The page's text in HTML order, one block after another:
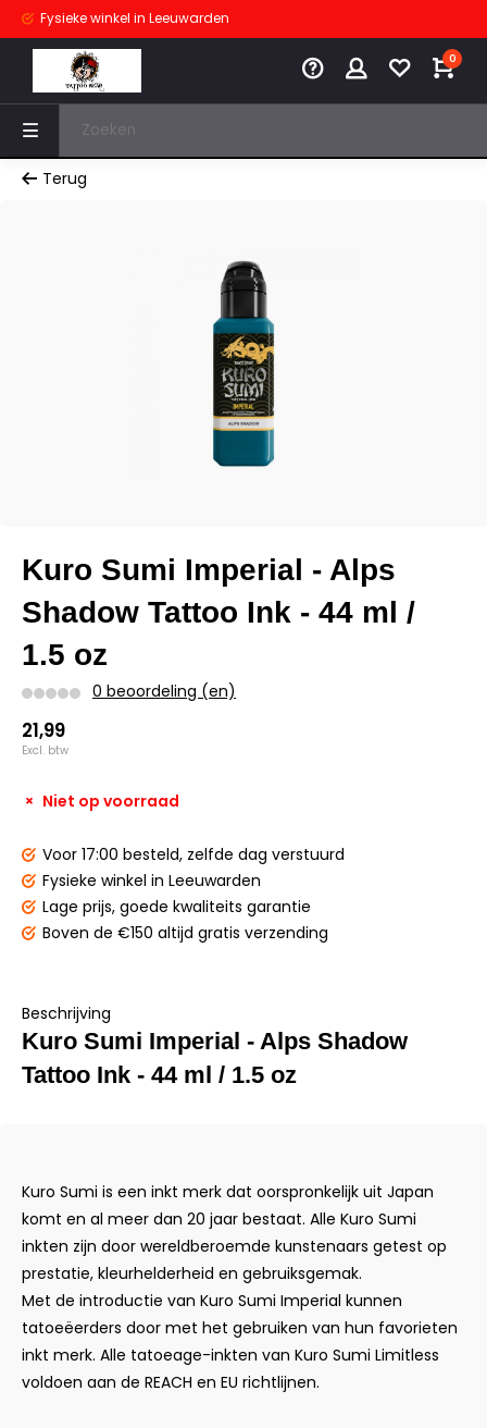
Fysieke winkel in Leeuwarden
0
Terug
Kuro Sumi Imperial - Alps
Shadow Tattoo Ink - 44 ml /
1.5 oz
0 beoordeling (en)
21,99
Excl. btw
Niet op voorraad
Voor 17:00 besteld, zelfde dag verstuurd
Fysieke winkel in Leeuwarden
Lage prijs, goede kwaliteits garantie
Boven de €150 altijd gratis verzending
Beschrijving
Kuro Sumi Imperial - Alps Shadow
Tattoo Ink - 44 ml / 1.5 oz
Kuro Sumi is een inkt merk dat oorspronkelijk uit Japan
komt en al meer dan 20 jaar bestaat. Alle Kuro Sumi
inkten zijn door wereldberoemde kunstenaars getest op
prestatie, kleurhelderheid en gebruiksgemak.
Met de introductie van Kuro Sumi Imperial kunnen
tatoeëerders door met het gebruiken van hun favorieten
inkt merk. Alle tatoeage-inkten van Kuro Sumi Limitless
voldoen aan de REACH en EU richtlijnen.